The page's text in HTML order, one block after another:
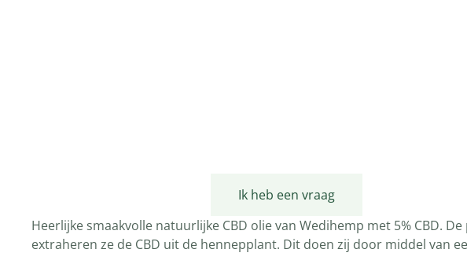
Ik heb een vraag
Heerlijke smaakvolle natuurlijke CBD olie van Wedihemp met 5% CBD.
extraheren ze de CBD uit de hennepplant. Dit doen zij door middel van